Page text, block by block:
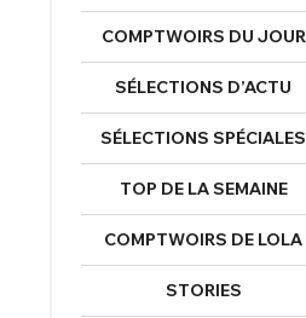
COMPTWOIRS DU JOUR
SÉLECTIONS D’ACTU
SÉLECTIONS SPÉCIALES
TOP DE LA SEMAINE
COMPTWOIRS DE LOLA
STORIES
Mot de passe perdu ?
CONNEXION
Un Thread
C'EST PARTI